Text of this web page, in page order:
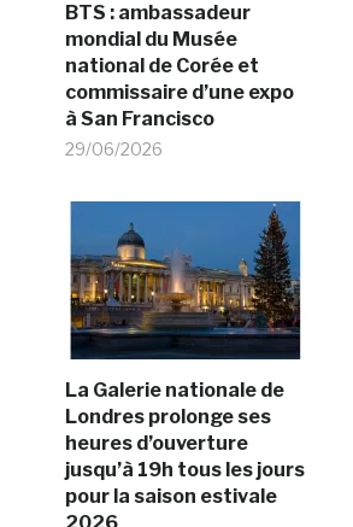
BTS : ambassadeur
mondial du Musée
national de Corée et
commissaire d’une expo
à San Francisco
29/06/2026
La Galerie nationale de
Londres prolonge ses
heures d’ouverture
jusqu’à 19h tous les jours
pour la saison estivale